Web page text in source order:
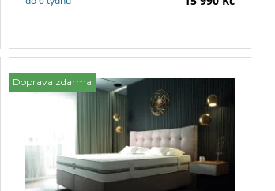
Doprava zdarma